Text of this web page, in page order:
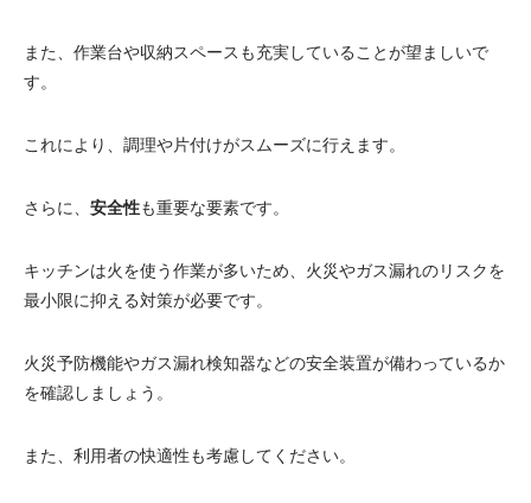
電動昇降洗面台
また、作業台や収納スペースも充実していることが望ましいで
す。
これにより、調理や片付けがスムーズに行えます。
さらに、 安全性も重要な要素です。
キッチンは火を使う作業が多いため、火災やガス漏れのリスクを
最小限に抑える対策が必要です。
火災予防機能やガス漏れ検知器などの安全装置が備わっているか
を確認しましょう。
また、利用者の快適性も考慮してください。